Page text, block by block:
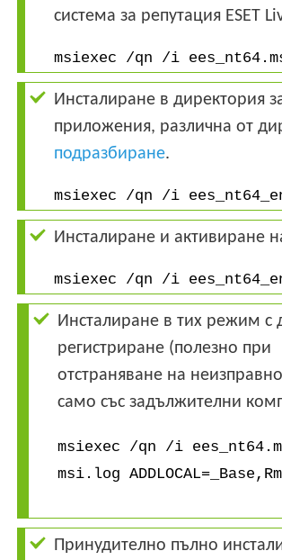
система за репутация ESET
msiexec /qn /i ees_nt64.msi
Инсталиране в директория
приложения, различна от
подразбиране.
msiexec /qn /i
Инсталиране и активиране
msiexec /qn /i
Инсталиране в тих режим с
регистриране (полезно при
отстраняване на
само със задължителни
msiexec /qn /i
msi.log
Принудително пълно